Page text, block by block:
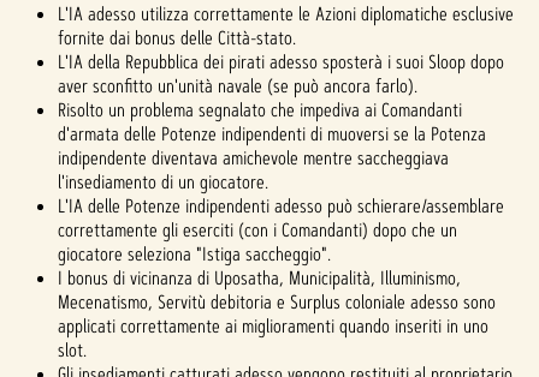
L'IA adesso utilizza correttamente le Azioni diplomatiche esclusive
fornite dai bonus delle Città-stato.
L'IA della Repubblica dei pirati adesso sposterà i suoi Sloop dopo
aver sconfitto un'unità navale (se può ancora farlo).
Risolto un problema segnalato che impediva ai Comandanti
d'armata delle Potenze indipendenti di muoversi se la Potenza
indipendente diventava amichevole mentre saccheggiava
l'insediamento di un giocatore.
L'IA delle Potenze indipendenti adesso può schierare/assemblare
correttamente gli eserciti (con i Comandanti) dopo che un
giocatore seleziona "Istiga saccheggio".
I bonus di vicinanza di Uposatha, Municipalità, Illuminismo,
Mecenatismo, Servitù debitoria e Surplus coloniale adesso sono
applicati correttamente ai miglioramenti quando inseriti in uno
slot.